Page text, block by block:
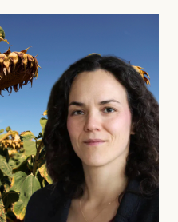
Lundby: ”Livet i sig
politiskt”